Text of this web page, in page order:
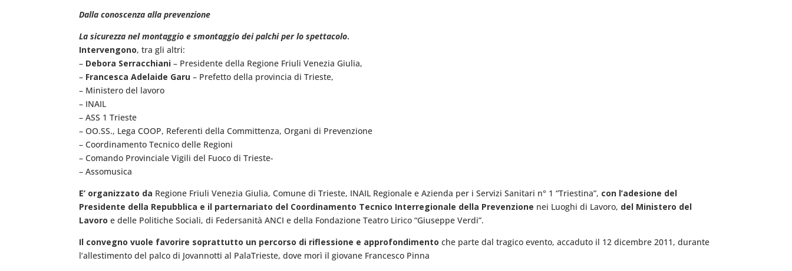
Dalla conoscenza alla prevenzione
La sicurezza nel montaggio e smontaggio dei palchi per lo spettacolo.
Intervengono, tra gli altri:
– Debora Serracchiani – Presidente della Regione Friuli Venezia Giulia,
– Francesca Adelaide Garu – Prefetto della provincia di Trieste,
– Ministero del lavoro
– INAIL
– ASS 1 Trieste
– OO.SS., Lega COOP, Referenti della Committenza, Organi di Prevenzione
– Coordinamento Tecnico delle Regioni
– Comando Provinciale Vigili del Fuoco di Trieste-
– Assomusica
E’ organizzato da Regione Friuli Venezia Giulia, Comune di Trieste, INAIL Regionale e Azienda per i Servizi Sanitari n° 1 “Triestina”, con l’adesione del
Presidente della Repubblica e il parternariato del Coordinamento Tecnico Interregionale della Prevenzione nei Luoghi di Lavoro, del Ministero del
Lavoro e delle Politiche Sociali, di Federsanità ANCI e della Fondazione Teatro Lirico “Giuseppe Verdi”.
Il convegno vuole favorire soprattutto un percorso di riflessione e approfondimento che parte dal tragico evento, accaduto il 12 dicembre 2011, durante
l’allestimento del palco di Jovannotti al PalaTrieste, dove morì il giovane Francesco Pinna